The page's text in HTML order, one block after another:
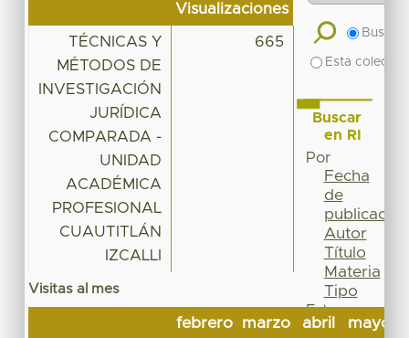
Visualizaciones
TÉCNICAS Y
MÉTODOS DE
INVESTIGACIÓN
JURÍDICA
COMPARADA -
UNIDAD
ACADÉMICA
PROFESIONAL
CUAUTITLÁN
IZCALLI
665
Visitas al mes
febrero
marzo
abril
mayo
Buscar
Esta
Buscar
en RI
Por
Fecha
de
publicación
Autor
Título
Materia
Tipo
Esta
colección